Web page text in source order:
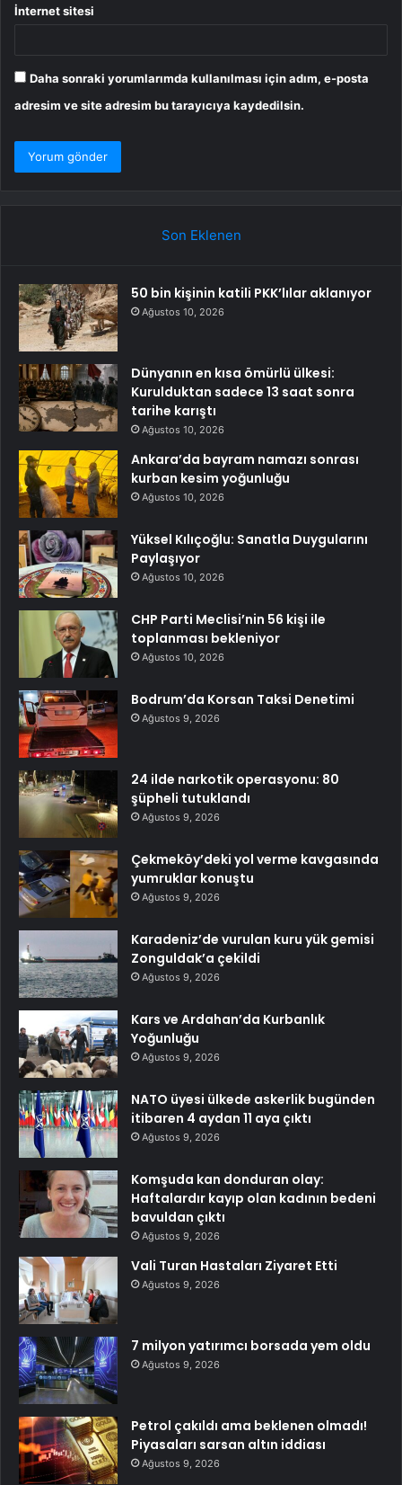
İnternet sitesi
Daha sonraki yorumlarımda kullanılması için adım, e-posta
adresim ve site adresim bu tarayıcıya kaydedilsin.
Son Eklenen
50 bin kişinin katili PKK’lılar aklanıyor
Ağustos 10, 2026
Dünyanın en kısa ömürlü ülkesi:
Kurulduktan sadece 13 saat sonra
tarihe karıştı
Ağustos 10, 2026
Ankara’da bayram namazı sonrası
kurban kesim yoğunluğu
Ağustos 10, 2026
Yüksel Kılıçoğlu: Sanatla Duygularını
Paylaşıyor
Ağustos 10, 2026
CHP Parti Meclisi’nin 56 kişi ile
toplanması bekleniyor
Ağustos 10, 2026
Bodrum’da Korsan Taksi Denetimi
Ağustos 9, 2026
24 ilde narkotik operasyonu: 80
şüpheli tutuklandı
Ağustos 9, 2026
Çekmeköy’deki yol verme kavgasında
yumruklar konuştu
Ağustos 9, 2026
Karadeniz’de vurulan kuru yük gemisi
Zonguldak’a çekildi
Ağustos 9, 2026
Kars ve Ardahan’da Kurbanlık
Yoğunluğu
Ağustos 9, 2026
NATO üyesi ülkede askerlik bugünden
itibaren 4 aydan 11 aya çıktı
Ağustos 9, 2026
Komşuda kan donduran olay:
Haftalardır kayıp olan kadının bedeni
bavuldan çıktı
Ağustos 9, 2026
Vali Turan Hastaları Ziyaret Etti
Ağustos 9, 2026
7 milyon yatırımcı borsada yem oldu
Ağustos 9, 2026
Petrol çakıldı ama beklenen olmadı!
Piyasaları sarsan altın iddiası
Ağustos 9, 2026